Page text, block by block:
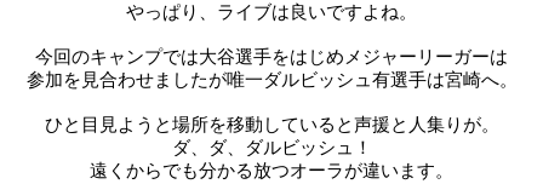
やっぱり、ライブは良いですよね。
今回のキャンプでは大谷選手をはじめ メジャーリーガーは
参加を見合わせましたが唯一ダルビッシュ有選手は宮崎へ。
ひと目見ようと場所を移動していると声援と人集りが。
ダ、ダ、ダルビッシュ！
遠くからでも分かる放つオーラが違います。